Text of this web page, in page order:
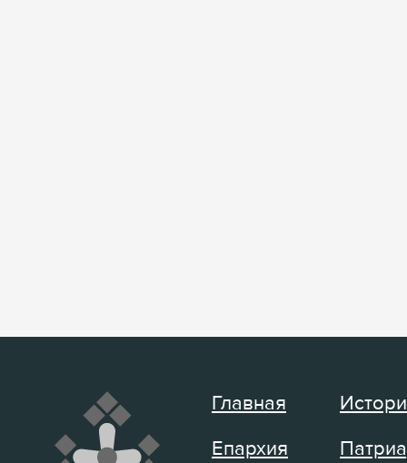
Главная
Епархия